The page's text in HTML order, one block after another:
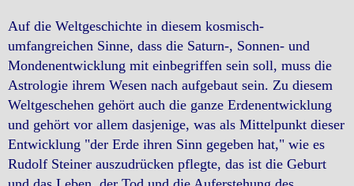
Auf die Weltgeschichte in diesem kosmisch-
umfangreichen Sinne, dass die Saturn-, Sonnen- und
Mondenentwicklung mit einbegriffen sein soll, muss die
Astrologie ihrem Wesen nach aufgebaut sein. Zu diesem
Weltgeschehen gehört auch die ganze Erdenentwicklung
und gehört vor allem dasjenige, was als Mittelpunkt dieser
Entwicklung "der Erde ihren Sinn gegeben hat," wie es
Rudolf Steiner auszudrücken pflegte, das ist die Geburt